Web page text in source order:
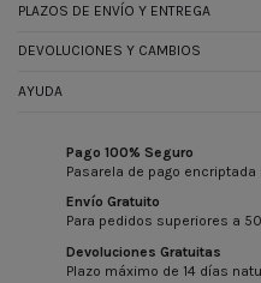
PLAZOS DE ENVÍO Y ENTREGA
DEVOLUCIONES Y CAMBIOS
AYUDA
Pago 100% Seguro
Pasarela de pago encriptada
Envío Gratuito
Para pedidos superiores a
Devoluciones Gratuitas
Plazo máximo de 14 días